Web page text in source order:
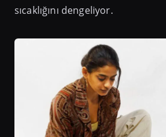
sıcaklığını dengeliyor.